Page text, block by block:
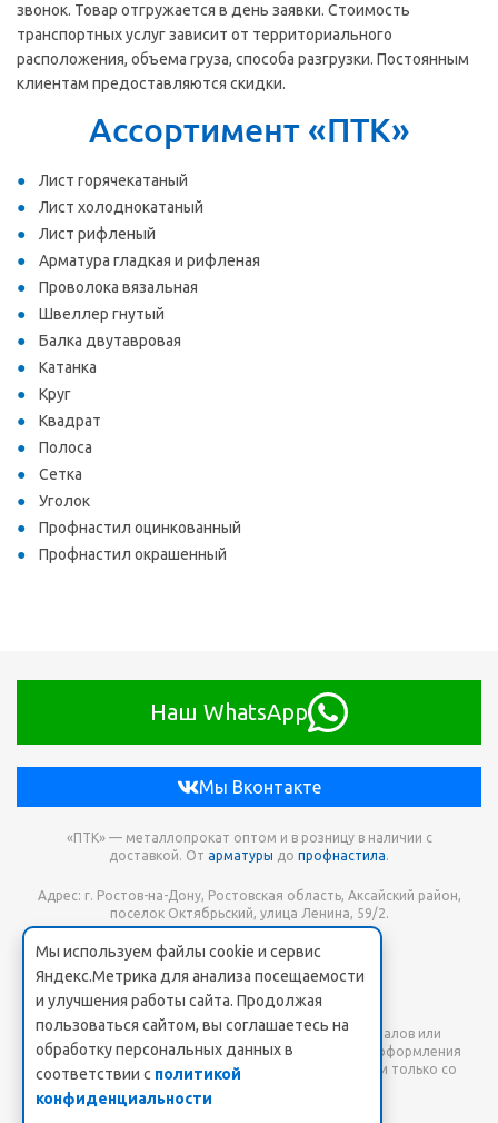
звонок. Товар отгружается в день заявки. Стоимость
транспортных услуг зависит от территориального
расположения, объема груза, способа разгрузки. Постоянным
клиентам предоставляются скидки.
Ассортимент «ПТК»
Лист горячекатаный
Лист холоднокатаный
Лист рифленый
Арматура гладкая и рифленая
Проволока вязальная
Швеллер гнутый
Балка двутавровая
Катанка
Круг
Квадрат
Полоса
Сетка
Уголок
Профнастил оцинкованный
Профнастил окрашенный
Наш WhatsApp
Мы Вконтакте
«ПТК» — металлопрокат оптом и в розницу в наличии с
доставкой. От арматуры до профнастила.
Адрес: г. Ростов-на-Дону, Ростовская область, Аксайский район,
поселок Октябрьский, улица Ленина, 59/2.
Телефон для заказа: +7 938 173-68-21
Онлайн заявка: PTK-SHOP@yandex.ru
Любое использование либо копирование материалов или
подборки материалов сайта, элементов дизайна и оформления
допускается лишь с разрешения правообладателя и только со
Мы используем файлы cookie и сервис
Яндекс.Метрика для анализа посещаемости
и улучшения работы сайта. Продолжая
пользоваться сайтом, вы соглашаетесь на
обработку персональных данных в
соответствии с политикой
конфиденциальности